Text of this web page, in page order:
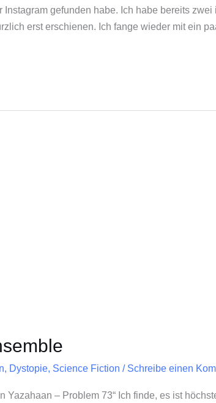
gefunden habe. Ich habe bereits zwei
erst erschienen. Ich fange wieder mit ein
, Dystopie, Science Fiction / Schreibe einen
Yazahaan – Problem 73“ Ich finde, es ist